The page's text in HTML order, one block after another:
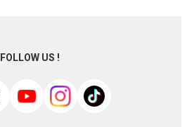
FOLLOW US !